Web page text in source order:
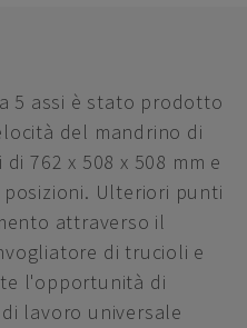
a 5 assi è stato prodotto
del mandrino di
762 x 508 x 508 mm e
Ulteriori punti
attraverso il
di trucioli e
l'opportunità di
lavoro universale